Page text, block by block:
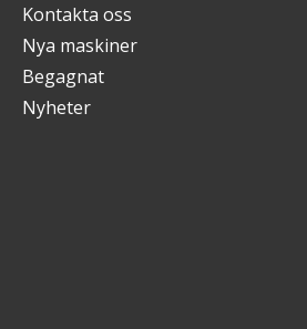
Kontakta oss
Nya maskiner
Begagnat
Nyheter